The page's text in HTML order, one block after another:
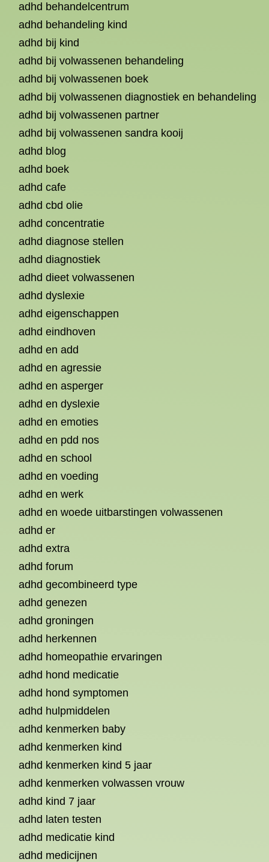
adhd behandelcentrum
adhd behandeling kind
adhd bij kind
adhd bij volwassenen behandeling
adhd bij volwassenen boek
adhd bij volwassenen diagnostiek en behandeling
adhd bij volwassenen partner
adhd bij volwassenen sandra kooij
adhd blog
adhd boek
adhd cafe
adhd cbd olie
adhd concentratie
adhd diagnose stellen
adhd diagnostiek
adhd dieet volwassenen
adhd dyslexie
adhd eigenschappen
adhd eindhoven
adhd en add
adhd en agressie
adhd en asperger
adhd en dyslexie
adhd en emoties
adhd en pdd nos
adhd en school
adhd en voeding
adhd en werk
adhd en woede uitbarstingen volwassenen
adhd er
adhd extra
adhd forum
adhd gecombineerd type
adhd genezen
adhd groningen
adhd herkennen
adhd homeopathie ervaringen
adhd hond medicatie
adhd hond symptomen
adhd hulpmiddelen
adhd kenmerken baby
adhd kenmerken kind
adhd kenmerken kind 5 jaar
adhd kenmerken volwassen vrouw
adhd kind 7 jaar
adhd laten testen
adhd medicatie kind
adhd medicijnen